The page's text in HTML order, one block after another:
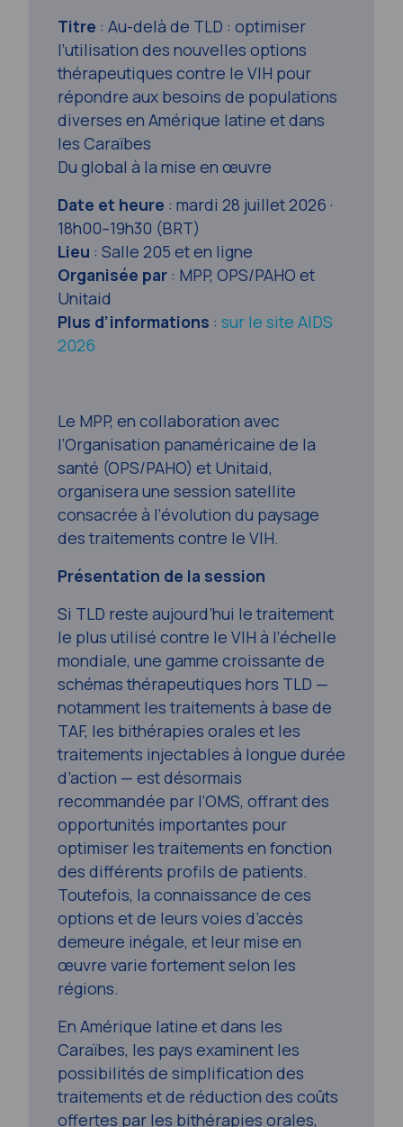
Titre : Au-delà de TLD : optimiser
l’utilisation des nouvelles options
thérapeutiques contre le VIH pour
répondre aux besoins de populations
diverses en Amérique latine et dans
les Caraïbes
Du global à la mise en œuvre
Date et heure : mardi 28 juillet 2026 ·
18h00–19h30 (BRT)
Lieu : Salle 205 et en ligne
Organisée par : MPP, OPS/PAHO et
Unitaid
Plus d’informations : sur le site AIDS
2026
Le MPP, en collaboration avec
l’Organisation panaméricaine de la
santé (OPS/PAHO) et Unitaid,
organisera une session satellite
consacrée à l’évolution du paysage
des traitements contre le VIH.
Présentation de la session
Si TLD reste aujourd’hui le traitement
le plus utilisé contre le VIH à l’échelle
mondiale, une gamme croissante de
schémas thérapeutiques hors TLD —
notamment les traitements à base de
TAF, les bithérapies orales et les
traitements injectables à longue durée
d’action — est désormais
recommandée par l’OMS, offrant des
opportunités importantes pour
optimiser les traitements en fonction
des différents profils de patients.
Toutefois, la connaissance de ces
options et de leurs voies d’accès
demeure inégale, et leur mise en
œuvre varie fortement selon les
régions.
En Amérique latine et dans les
Caraïbes, les pays examinent les
possibilités de simplification des
traitements et de réduction des coûts
offertes par les bithérapies orales,